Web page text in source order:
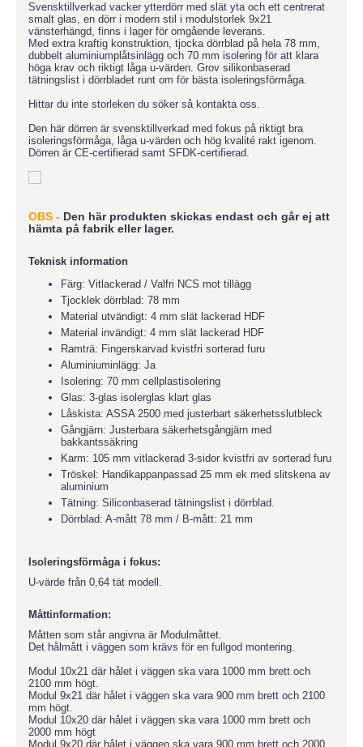
Svensktillverkad vacker ytterdörr med slät yta och ett centrerat
smalt glas, en dörr i modern stil i modulstorlek 9x21
vänsterhängd, finns i lager för omgående leverans.
Med extra kraftig konstruktion, tjocka dörrblad på hela 78 mm,
dubbelt aluminiumplåtsinlägg och 70 mm isolering för att klara
höga krav och riktigt låga u-värden. Grov silikonbaserad
tätningslist i dörrbladet runt om för bästa isoleringsförmåga.
Hittar du inte storleken du söker så kontakta oss.
Den här dörren är svensktillverkad med fokus på riktigt bra
isoleringsförmåga, låga u-värden och hög kvalité rakt igenom.
Dörren är CE-certifierad samt SFDK-certifierad.
OBS - Den här produkten skickas endast och går ej att
hämta på fabrik eller lager.
Teknisk information
Färg: Vitlackerad / Valfri NCS mot tillägg
Tjocklek dörrblad: 78 mm
Material utvändigt: 4 mm slät lackerad HDF
Material invändigt: 4 mm slät lackerad HDF
Ramträ: Fingerskarvad kvistfri sorterad furu
Aluminiuminlägg: Ja
Isolering: 70 mm cellplastisolering
Glas: 3-glas isolerglas klart glas
Låskista: ASSA 2500 med justerbart säkerhetsslutbleck
Gångjärn: Justerbara säkerhetsgångjärn med
bakkantssäkring
Karm: 105 mm vitlackerad 3-sidor kvistfri av sorterad furu
Tröskel: Handikappanpassad 25 mm ek med slitskena av
aluminium
Tätning: Siliconbaserad tätningslist i dörrblad.
Dörrblad: A-mått 78 mm / B-mått: 21 mm
Isoleringsförmåga i fokus:
U-värde från 0,64 tät modell.
Måttinformation:
Måtten som står angivna är Modulmåttet.
Det hålmått i väggen som krävs för en fullgod montering.
Modul 10x21 där hålet i väggen ska vara 1000 mm brett och
2100 mm högt.
Modul 9x21 där hålet i väggen ska vara 900 mm brett och 2100
mm högt.
Modul 10x20 där hålet i väggen ska vara 1000 mm brett och
2000 mm högt
Modul 9x20 där hålet i väggen ska vara 900 mm brett och 2000